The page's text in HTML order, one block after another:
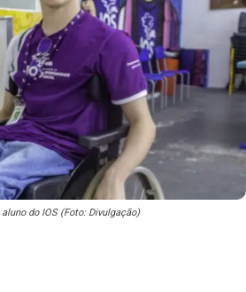
do IOS (Foto: Divulgação)